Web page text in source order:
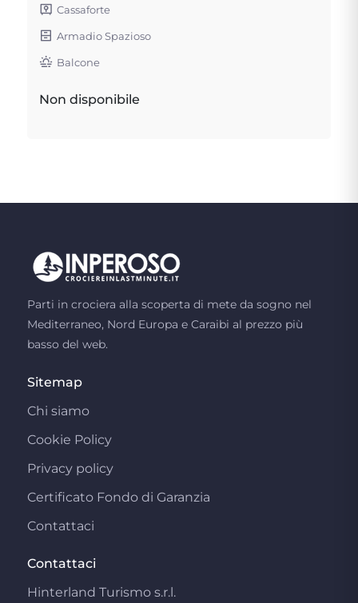
Cassaforte
Armadio Spazioso
Balcone
Non disponibile
Parti in crociera alla scoperta di mete da sogno nel
Mediterraneo, Nord Europa e Caraibi al prezzo più
basso del web.
Sitemap
Chi siamo
Cookie Policy
Privacy policy
Certificato Fondo di Garanzia
Contattaci
Contattaci
Hinterland Turismo s.r.l.